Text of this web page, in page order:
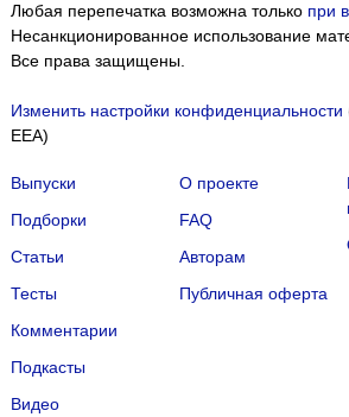
Любая перепечатка возможна только при
Несанкционированное использование
Все права защищены.
Изменить настройки конфиденциальности
EEA)
Выпуски
Подборки
Статьи
Тесты
Комментарии
Подкасты
Видео
О проекте
FAQ
Авторам
Публичная оферта